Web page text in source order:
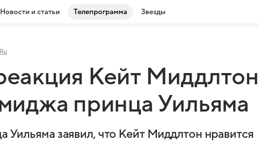
Новости и статьи Телепрограмма Звезды
Кейт Миддлтон
принца Уильяма
заявил, что Кейт Миддлтон нравится